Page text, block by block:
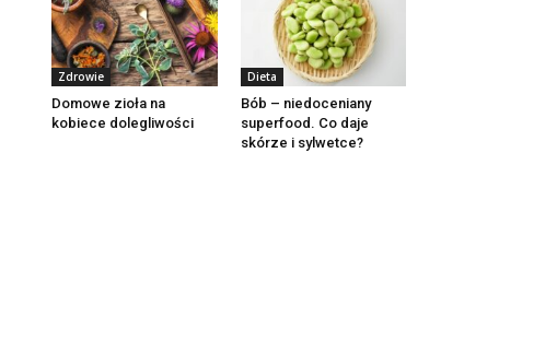
Zdrowie
Domowe zioła na
kobiece dolegliwości
Dieta
Bób – niedoceniany
superfood. Co daje
skórze i sylwetce?